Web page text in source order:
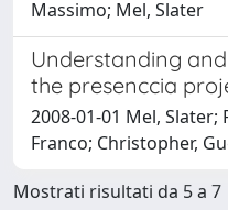
Massimo; Mel, Slater
Understanding
the presenccia
2008-01-01 Mel, Slater;
Franco; Christopher,
Mostrati risultati da 5 a 7